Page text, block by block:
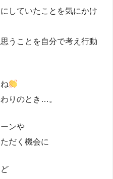
していたことを気にかけ
うことを自分で考え行動
りのとき…。
ンや
だく機会に